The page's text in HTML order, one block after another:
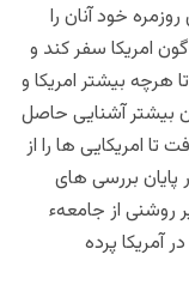
خود آنان را
امریکا سفر کند و
بیشتر امریکا و
بیشتر آشنایی حاصل
امریکایی ها را از
بررسی های
روشنی از جامعهء
آمریکا پرده